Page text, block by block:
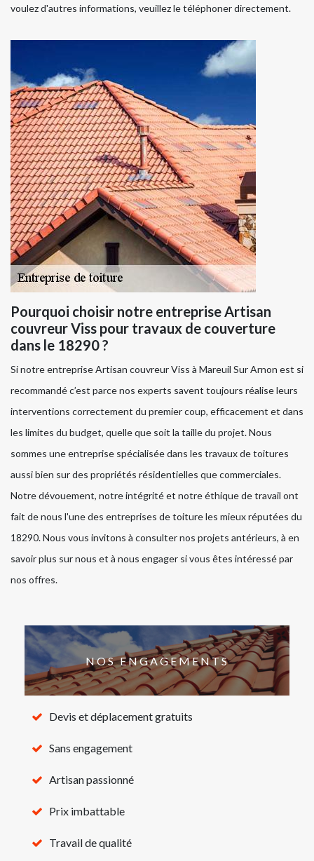
voulez d'autres informations, veuillez le téléphoner directement.
Pourquoi choisir notre entreprise Artisan
couvreur Viss pour travaux de couverture
dans le 18290 ?
Si notre entreprise Artisan couvreur Viss à Mareuil Sur Arnon est si
recommandé c’est parce nos experts savent toujours réalise leurs
interventions correctement du premier coup, efficacement et dans
les limites du budget, quelle que soit la taille du projet. Nous
sommes une entreprise spécialisée dans les travaux de toitures
aussi bien sur des propriétés résidentielles que commerciales.
Notre dévouement, notre intégrité et notre éthique de travail ont
fait de nous l'une des entreprises de toiture les mieux réputées du
18290. Nous vous invitons à consulter nos projets antérieurs, à en
savoir plus sur nous et à nous engager si vous êtes intéressé par
nos offres.
NOS ENGAGEMENTS
Devis et déplacement gratuits
Sans engagement
Artisan passionné
Prix imbattable
Travail de qualité